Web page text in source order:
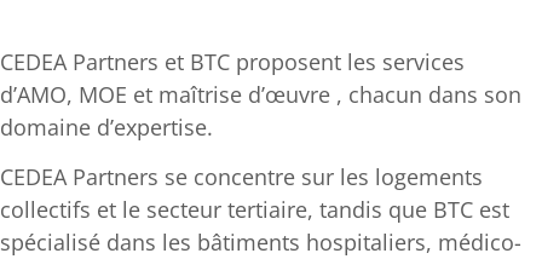
CEDEA Partners et BTC proposent les services
d’AMO, MOE et maîtrise d’œuvre , chacun dans son
domaine d’expertise.
CEDEA Partners se concentre sur les logements
collectifs et le secteur tertiaire, tandis que BTC est
spécialisé dans les bâtiments hospitaliers, médico-